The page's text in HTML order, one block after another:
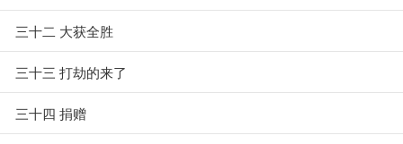
三十二 大获全胜
三十三 打劫的来了
三十四 捐赠